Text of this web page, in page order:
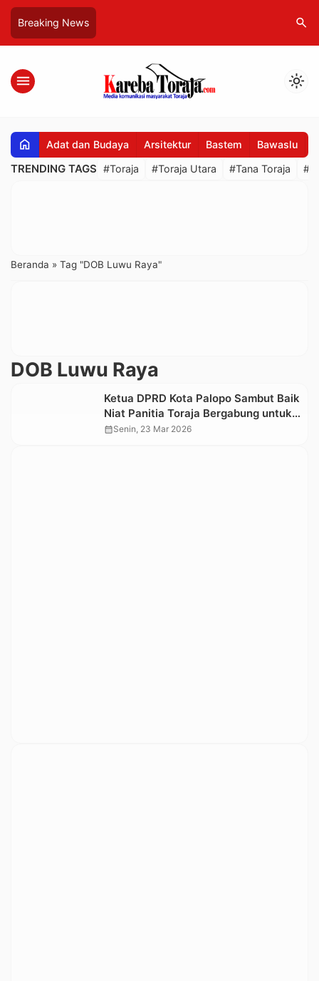
Breaking News search
menu light_mode
home Adat dan Budaya Arsitektur Bastem Bawaslu
TRENDING TAGS #Toraja #Toraja Utara #Tana Toraja
Beranda » Tag "DOB Luwu Raya"
DOB Luwu Raya
Ketua DPRD Kota Palopo Sambut Baik
Niat Panitia Toraja Bergabung untuk
DOB Luwu Raya-Toraja
calendar_monthSenin, 23 Mar 2026